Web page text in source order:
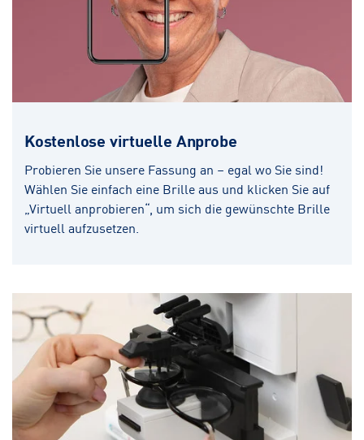
Kostenlose virtuelle Anprobe
Probieren Sie unsere Fassung an – egal wo Sie sind!
Wählen Sie einfach eine Brille aus und klicken Sie auf
„Virtuell anprobieren“, um sich die gewünschte Brille
virtuell aufzusetzen.